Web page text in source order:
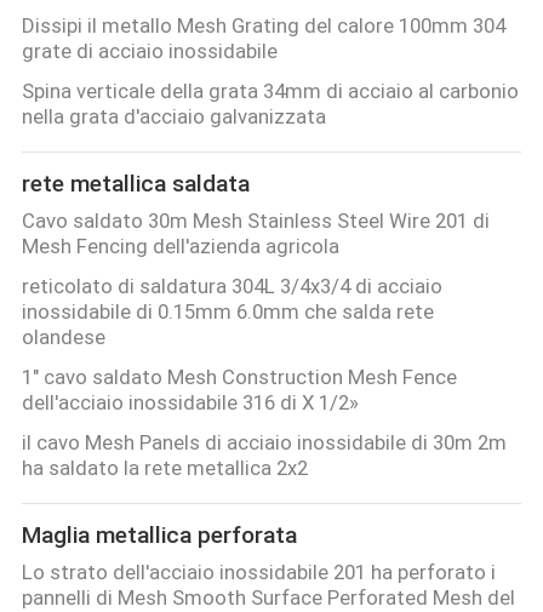
Dissipi il metallo Mesh Grating del calore 100mm 304
grate di acciaio inossidabile
Spina verticale della grata 34mm di acciaio al carbonio
nella grata d'acciaio galvanizzata
rete metallica saldata
Cavo saldato 30m Mesh Stainless Steel Wire 201 di
Mesh Fencing dell'azienda agricola
reticolato di saldatura 304L 3/4x3/4 di acciaio
inossidabile di 0.15mm 6.0mm che salda rete
olandese
1" cavo saldato Mesh Construction Mesh Fence
dell'acciaio inossidabile 316 di X 1/2»
il cavo Mesh Panels di acciaio inossidabile di 30m 2m
ha saldato la rete metallica 2x2
Maglia metallica perforata
Lo strato dell'acciaio inossidabile 201 ha perforato i
pannelli di Mesh Smooth Surface Perforated Mesh del